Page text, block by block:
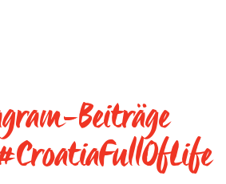
Beiträge